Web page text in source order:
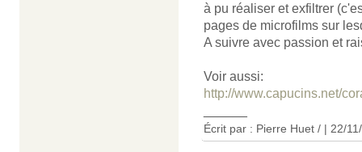
à pu réaliser et exfiltrer
pages de microfilms sur
A suivre avec passion et
Voir aussi:
http://www.capucins.net/
Écrit par : Pierre Huet / | 22/